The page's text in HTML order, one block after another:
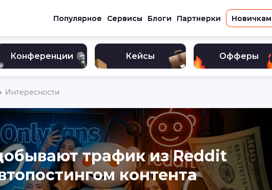
Популярное Сервисы Блоги Партнерки Новичкам
Конференции Кейсы Офферы
Интересности
трафик из Reddit
контента